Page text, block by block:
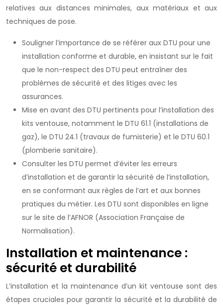
relatives aux distances minimales, aux matériaux et aux
techniques de pose.
Souligner l’importance de se référer aux DTU pour une
installation conforme et durable, en insistant sur le fait
que le non-respect des DTU peut entraîner des
problèmes de sécurité et des litiges avec les
assurances.
Mise en avant des DTU pertinents pour l’installation des
kits ventouse, notamment le DTU 61.1 (installations de
gaz), le DTU 24.1 (travaux de fumisterie) et le DTU 60.1
(plomberie sanitaire).
Consulter les DTU permet d’éviter les erreurs
d’installation et de garantir la sécurité de l’installation,
en se conformant aux règles de l’art et aux bonnes
pratiques du métier. Les DTU sont disponibles en ligne
sur le site de l’AFNOR (Association Française de
Normalisation).
Installation et maintenance :
sécurité et durabilité
L’installation et la maintenance d’un kit ventouse sont des
étapes cruciales pour garantir la sécurité et la durabilité de